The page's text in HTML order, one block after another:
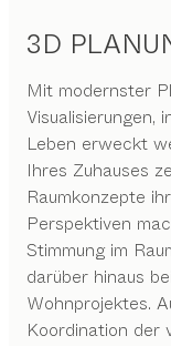
3D
Mit modernster
Visualisierungen,
Leben erweckt
Ihres Zuhauses
Raumkonzepte
Perspektiven
Stimmung im
darüber hinaus
Wohnprojektes.
Koordination der